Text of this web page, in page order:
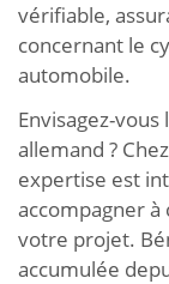
vérifiable,
concernant le
automobile.
Envisagez-
allemand ?
expertise est
accompagner à
votre projet.
accumulée